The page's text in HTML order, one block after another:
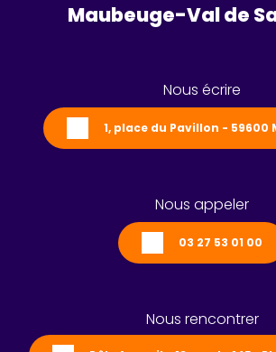
Maubeuge-Val de
Nous écrire
1, place du Pavillon - 59600
Nous appeler
03 27 53 01 00
Nous rencontrer